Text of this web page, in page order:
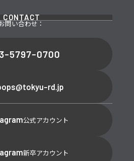
問い合わせ：
5797-0700
rd.jp
公式アカウント
新卒アカウント
CONTACT